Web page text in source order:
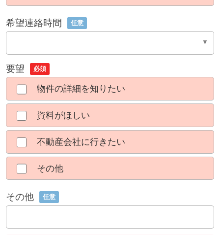
希望連絡時間 任意
要望 必須
物件の詳細を知りたい
資料がほしい
不動産会社に行きたい
その他
その他 任意